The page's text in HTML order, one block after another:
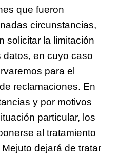
que fueron
circunstancias,
solicitar la limitación
datos, en cuyo caso
para el
reclamaciones. En
y por motivos
particular, los
al tratamiento
dejará de tratar